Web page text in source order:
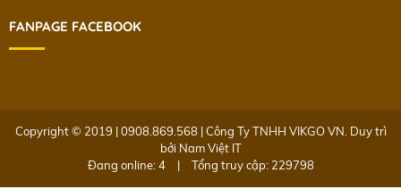
FANPAGE FACEBOOK
Copyright © 2019 | 0908.869.568 | Công Ty TNHH VIKGO VN. Duy trì
bởi Nam Việt IT
Đang online: 4
| Tổng truy cập: 229798